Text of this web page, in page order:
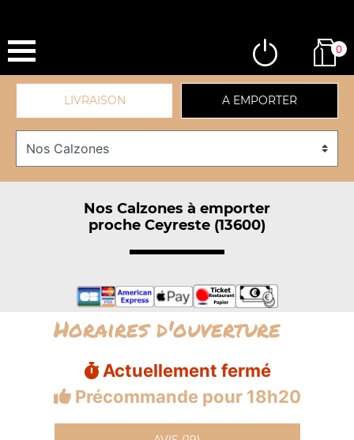
0
LIVRAISON A EMPORTER
Nos Calzones à emporter
proche Ceyreste (13600)
Horaires d'ouverture
Actuellement fermé
Précommande pour 18h20